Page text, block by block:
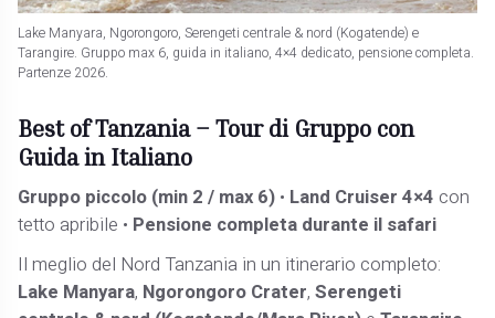
Lake Manyara, Ngorongoro, Serengeti centrale & nord (Kogatende) e
Tarangire. Gruppo max 6, guida in italiano, 4×4 dedicato, pensione completa.
Partenze 2026.
Best of Tanzania –Tour di Gruppo con
Guida in Italiano
Gruppo piccolo (min 2 / max 6) • Land Cruiser 4×4 con
tetto apribile • Pensione completa durante il safari
Il meglio del Nord Tanzania in un itinerario completo:
Lake Manyara, Ngorongoro Crater,Serengeti